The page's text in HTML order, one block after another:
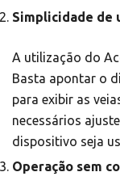
Simplicidade de
A utilização do
Basta apontar o
para exibir as
necessários
dispositivo seja
Operação sem